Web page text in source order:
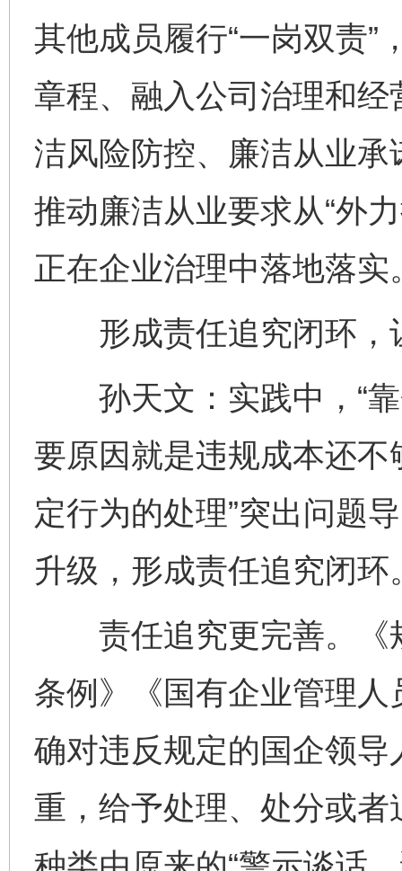
其他成员履行“一岗双责”
章程、融入公司治理和
洁风险防控、廉洁从业
推动廉洁从业要求从“外
正在企业治理中落地落实
形成责任追究闭环，
孙天文：实践中，“靠
要原因就是违规成本还不
定行为的处理”突出问题
升级，形成责任追究闭环
责任追究更完善。《
条例》《国有企业管理
确对违反规定的国企领
重，给予处理、处分或